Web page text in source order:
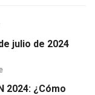
julio de 2024
2024: ¿Cómo